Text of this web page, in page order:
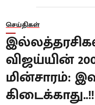
செய்திகள்
விஜய்யின்
மின்சாரம்:
கிடைக்காது..!!